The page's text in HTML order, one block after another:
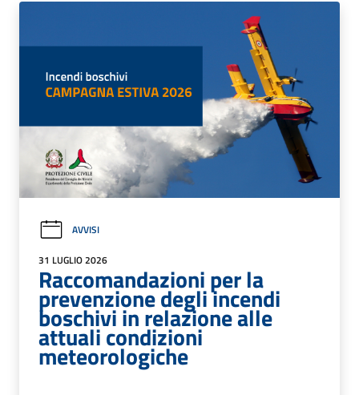
AVVISI
31 LUGLIO 2026
Raccomandazioni per la
prevenzione degli incendi
boschivi in relazione alle
attuali condizioni
meteorologiche